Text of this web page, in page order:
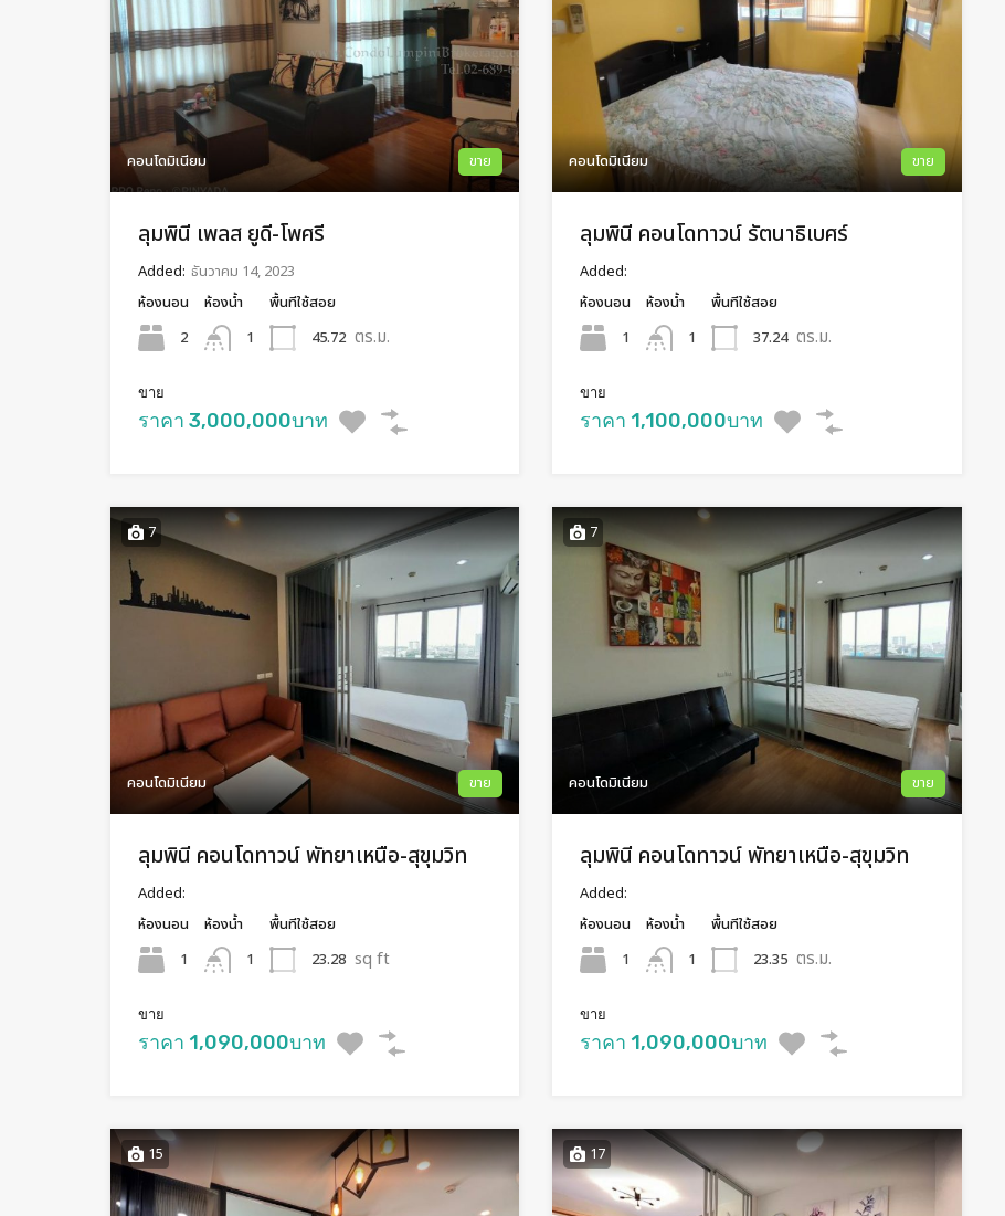
คอนโดมิเนียม ขาย
ลุมพินี เพลส ยูดี-โพศรี
Added: ธันวาคม 14, 2023
ห้องนอน
2
ห้องน้ำ
1
พื้นทีใช้สอย
45.72 ตร.ม.
ขาย
ราคา 3,000,000บาท
คอนโดมิเนียม ขาย
ลุมพินี คอนโดทาวน์ รัตนาธิเบศร์
Added:
ห้องนอน
1
ห้องน้ำ
1
พื้นทีใช้สอย
37.24 ตร.ม.
ขาย
ราคา 1,100,000บาท
7
คอนโดมิเนียม ขาย
ลุมพินี คอนโดทาวน์ พัทยาเหนือ-สุขุมวิท
Added:
ห้องนอน
1
ห้องน้ำ
1
พื้นทีใช้สอย
23.28 sq ft
ขาย
ราคา 1,090,000บาท
7
คอนโดมิเนียม ขาย
ลุมพินี คอนโดทาวน์ พัทยาเหนือ-สุขุมวิท
Added:
ห้องนอน
1
ห้องน้ำ
1
พื้นทีใช้สอย
23.35 ตร.ม.
ขาย
ราคา 1,090,000บาท
15 17